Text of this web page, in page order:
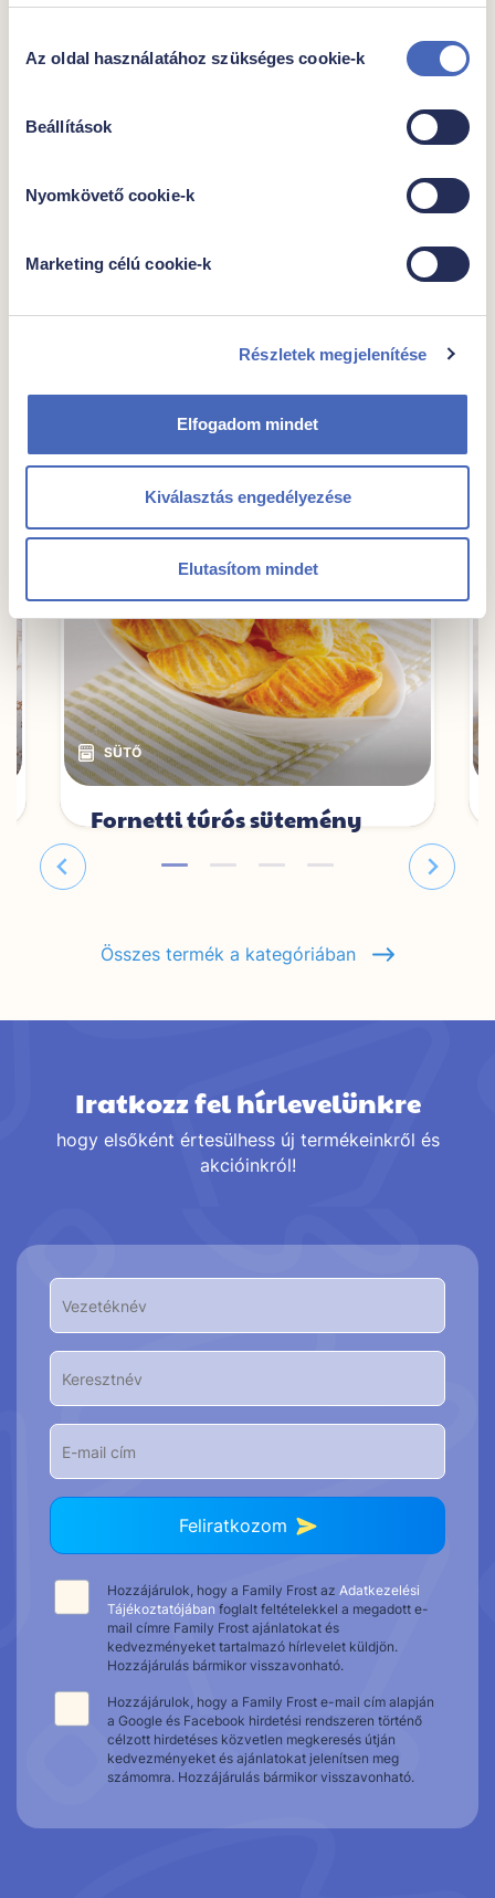
kiválasztása
Az oldal használatához szükséges cookie-k
Beállítások
Nyomkövető cookie-k
Marketing célú cookie-k
Részletek megjelenítése
Elfogadom mindet
Kiválasztás engedélyezése
Elutasítom mindet
Átlagos tápérték 100 g–ban:
Zsír
28 g
zsírsavak
-amelyből cukrok
3,4 g
Só
2,1 g
További javaslataink
Fornetti túrós sütemény
Csomagban
2399 Ft
Összes termék a kategóriában
Iratkozz fel hírlevelünkre
hogy elsőként értesülhess új termékeinkről és
akcióinkról!
Feliratkozom
Hozzájárulok, hogy a Family Frost az Adatkezelési
Tájékoztatójában foglalt feltételekkel a megadott e-
mail címre Family Frost ajánlatokat és
kedvezményeket tartalmazó hírlevelet küldjön.
Hozzájárulás bármikor visszavonható.
Hozzájárulok, hogy a Family Frost e-mail cím alapján
a Google és Facebook hirdetési rendszeren történő
célzott hirdetéses közvetlen megkeresés útján
kedvezményeket és ajánlatokat jelenítsen meg
számomra. Hozzájárulás bármikor visszavonható.